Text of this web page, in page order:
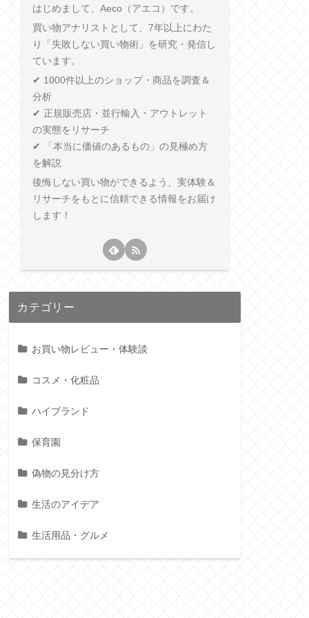
はじめまして、Aeco（アエコ）です。
買い物アナリストとして、7年以上にわた
り「失敗しない買い物術」を研究・発信し
ています。
✔ 1000件以上のショップ・商品を調査＆
分析
✔ 正規販売店・並行輸入・アウトレット
の実態をリサーチ
✔ 「本当に価値のあるもの」の見極め方
を解説
後悔しない買い物ができるよう、実体験＆
リサーチをもとに信頼できる情報をお届け
します！
カテゴリー
お買い物レビュー・体験談
コスメ・化粧品
ハイブランド
保育園
偽物の見分け方
生活のアイデア
生活用品・グルメ